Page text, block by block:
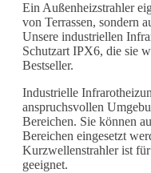
Ein Außenheizstrahler
von Terrassen, sondern
Unsere industriellen
Schutzart IPX6, die sie
Bestseller.
Industrielle
anspruchsvollen
Bereichen. Sie können
Bereichen eingesetzt
Kurzwellenstrahler ist
geeignet.